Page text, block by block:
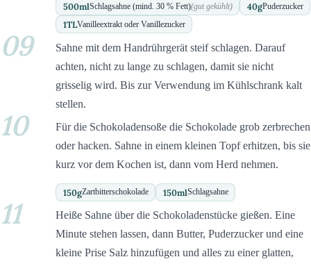
500mlSchlagsahne (mind. 30 % Fett)(gut gekühlt) 40gPuderzucker
1TLVanilleextrakt oder Vanillezucker
09
Sahne mit dem Handrührgerät steif schlagen. Darauf
achten, nicht zu lange zu schlagen, damit sie nicht
grisselig wird. Bis zur Verwendung im Kühlschrank kalt
stellen.
10
Für die Schokoladensoße die Schokolade grob zerbrechen
oder hacken. Sahne in einem kleinen Topf erhitzen, bis sie
kurz vor dem Kochen ist, dann vom Herd nehmen.
150gZartbitterschokolade 150mlSchlagsahne
11
Heiße Sahne über die Schokoladenstücke gießen. Eine
Minute stehen lassen, dann Butter, Puderzucker und eine
kleine Prise Salz hinzufügen und alles zu einer glatten,